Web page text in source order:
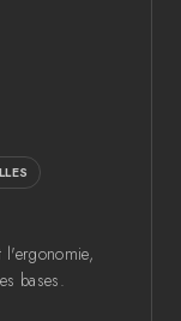
l'ergonomie,
bases.